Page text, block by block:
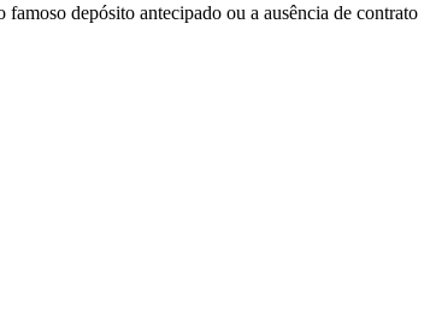
depósito antecipado ou a ausência de contrato